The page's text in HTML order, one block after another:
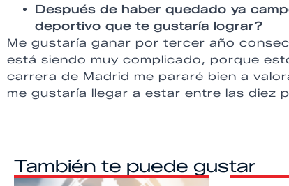
Después de haber quedado ya
deportivo que te gustaría lograr?
Me gustaría ganar por tercer año
está siendo muy complicado, porque
carrera de Madrid me pararé bien a
me gustaría llegar a estar entre las diez
También te puede gustar